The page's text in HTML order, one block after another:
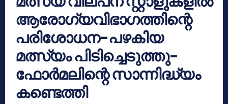
ആരോഗ്യവിഭാഗത്തിന്റെ
പരിശോധന-പഴകിയ
മത്സ്യം പിടിച്ചെടുത്തു-
ഫോര്‍മലിന്റെ സാന്നിദ്ധ്യം
കണ്ടെത്തി